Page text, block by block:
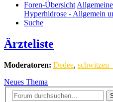
Foren-Übersicht
Hyperhidrose - Allgemein
Suche
Ärzteliste
Moderatoren: Dedee,
Neues Thema